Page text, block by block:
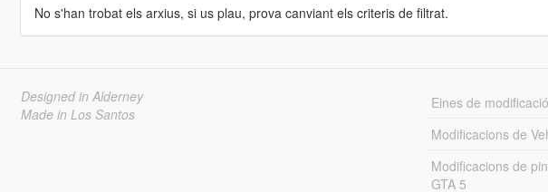
No s'han trobat els arxius, si us plau, prova canviant els criteris de filtrat.
Designed in Alderney
Made in Los Santos
Eines de
Modificacions de
Modificacions de
GTA 5